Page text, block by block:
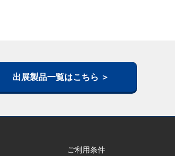
出展製品一覧はこちら ＞
ご利用条件